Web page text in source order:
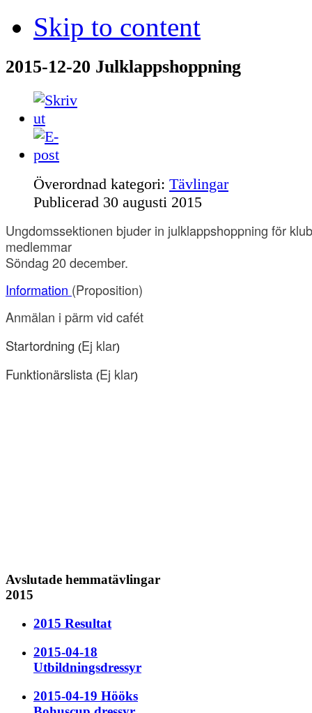
Skip to content
2015-12-20 Julklappshoppning
Överordnad kategori: Tävlingar
Publicerad 30 augusti 2015
Ungdomssektionen bjuder in julklappshoppning för
medlemmar
Söndag 20 december.
Information (Proposition)
Anmälan i pärm vid cafét
Startordning (Ej klar)
Funktionärslista (Ej klar)
Avslutade hemmatävlingar
2015
2015 Resultat
2015-04-18
Utbildningsdressyr
2015-04-19 Hööks